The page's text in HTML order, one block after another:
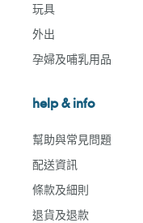
玩具
外出
孕婦及哺乳用品
help & info
幫助與常見問題
配送資訊
條款及細則
退貨及退款